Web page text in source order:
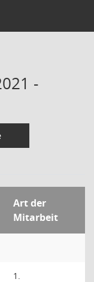
-
Art der
Mitarbeit
1.